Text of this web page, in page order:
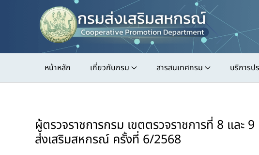
main
หน้าหลัก เกี่ยวกับกรม สารสนเทศกรม บริการป
ผู้ตรวจราชการกรม เขตตรวจราชการที่ 8 และ
ส่งเสริมสหกรณ์ ครั้งที่ 6/2568